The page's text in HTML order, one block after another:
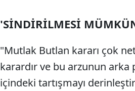
'SİNDİRİLMESİ
"Mutlak Butlan kararı çok
karardır ve bu arzunun
içindeki tartışmayı